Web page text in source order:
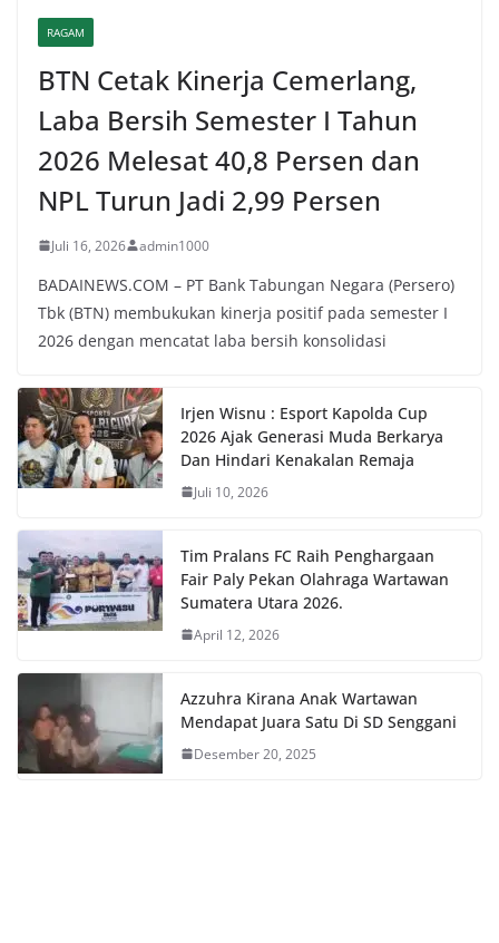
RAGAM
BTN Cetak Kinerja Cemerlang,
Laba Bersih Semester I Tahun
2026 Melesat 40,8 Persen dan
NPL Turun Jadi 2,99 Persen
Juli 16, 2026 admin1000
BADAINEWS.COM – PT Bank Tabungan Negara (Persero)
Tbk (BTN) membukukan kinerja positif pada semester I
2026 dengan mencatat laba bersih konsolidasi
Irjen Wisnu : Esport Kapolda Cup
2026 Ajak Generasi Muda Berkarya
Dan Hindari Kenakalan Remaja
Juli 10, 2026
Tim Pralans FC Raih Penghargaan
Fair Paly Pekan Olahraga Wartawan
Sumatera Utara 2026.
April 12, 2026
Azzuhra Kirana Anak Wartawan
Mendapat Juara Satu Di SD Senggani
Desember 20, 2025